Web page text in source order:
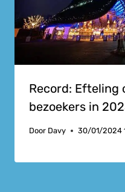
Record: Efteling
bezoekers in
Door Davy 30/01/2024